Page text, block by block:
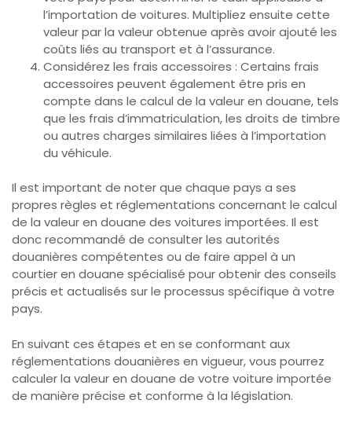
l’importation de voitures. Multipliez ensuite cette
valeur par la valeur obtenue après avoir ajouté les
coûts liés au transport et à l’assurance.
Considérez les frais accessoires : Certains frais
accessoires peuvent également être pris en
compte dans le calcul de la valeur en douane, tels
que les frais d’immatriculation, les droits de timbre
ou autres charges similaires liées à l’importation
du véhicule.
Il est important de noter que chaque pays a ses
propres règles et réglementations concernant le calcul
de la valeur en douane des voitures importées. Il est
donc recommandé de consulter les autorités
douanières compétentes ou de faire appel à un
courtier en douane spécialisé pour obtenir des conseils
précis et actualisés sur le processus spécifique à votre
pays.
En suivant ces étapes et en se conformant aux
réglementations douanières en vigueur, vous pourrez
calculer la valeur en douane de votre voiture importée
de manière précise et conforme à la législation.